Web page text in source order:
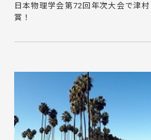
日本物理学会第72回年次大会で津
賞！